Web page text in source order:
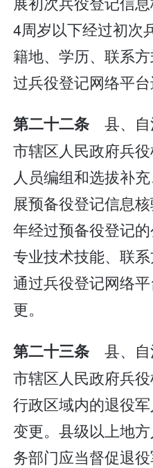
4周岁以下经过初次
籍地、学历、联系
过兵役登记网络平台
第二十二条 县、自
市辖区人民政府兵
人员编组和选拔补
展预备役登记信息
年经过预备役登记的
专业技术技能、联
通过兵役登记网络
更。
第二十三条 县、自
市辖区人民政府兵
行政区域内的退役
变更。县级以上地
务部门应当督促退